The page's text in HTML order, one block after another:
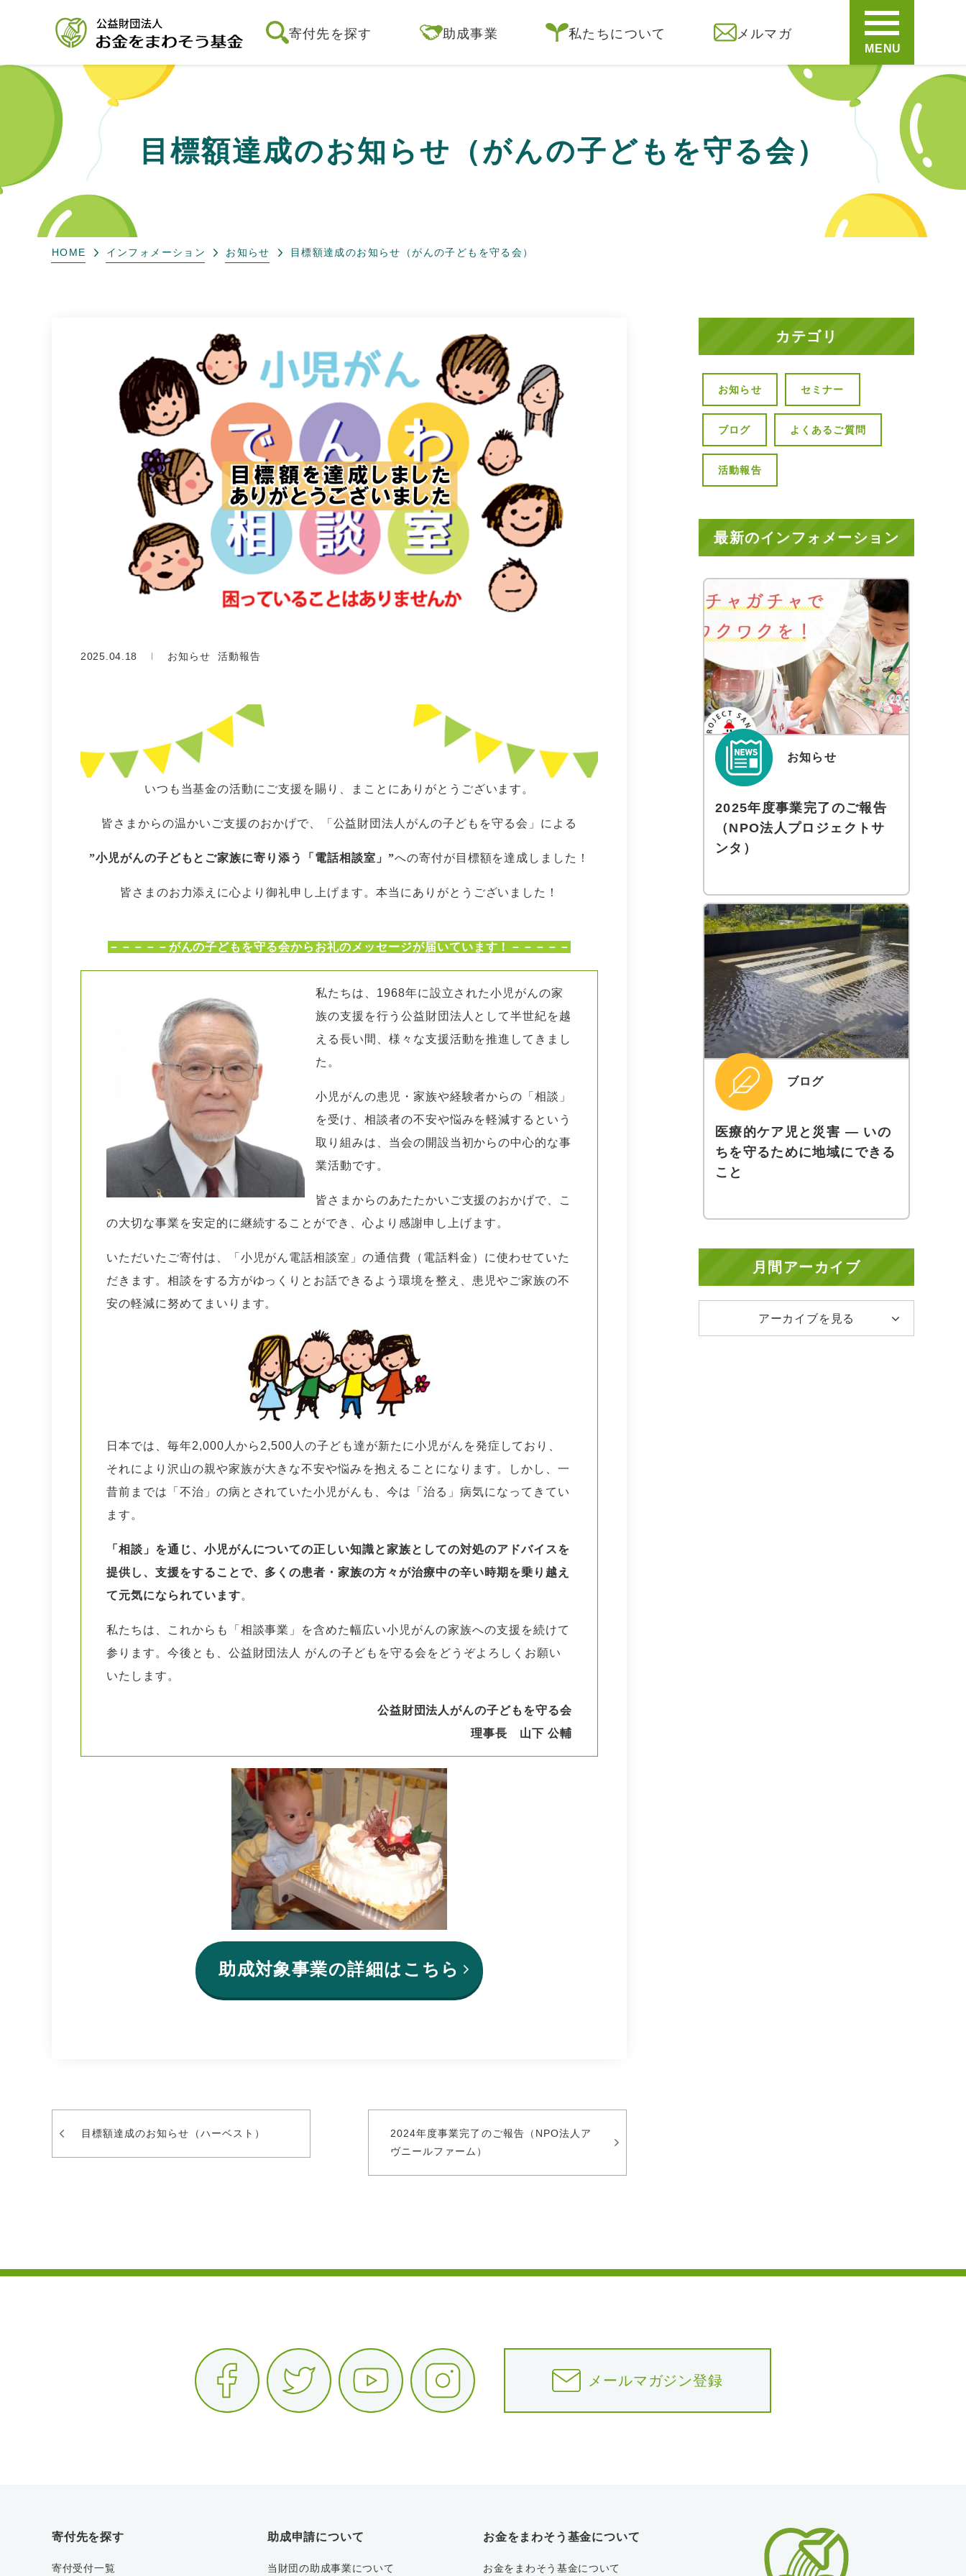
寄付先を探す 助成事業 私たちについて メルマガ
MENU
目標額達成のお知らせ（がんの子どもを守る会）
HOME インフォメーション お知らせ 目標額達成のお知らせ（がんの子どもを守る会）
2025.04.18 お知らせ 活動報告
いつも当基金の活動にご支援を賜り、まことにありがとうございます。
皆さまからの温かいご支援のおかげで、「公益財団法人がんの子どもを守る会」による
”小児がんの子どもとご家族に寄り添う「電話相談室」”への寄付が目標額を達成しました！
皆さまのお力添えに心より御礼申し上げます。本当にありがとうございました！
－－－－－がんの子どもを守る会からお礼のメッセージが届いています！－－－－－
私たちは、1968年に設立された小児がんの家
族の支援を行う公益財団法人として半世紀を越
える長い間、様々な支援活動を推進してきまし
た。
小児がんの患児・家族や経験者からの「相談」
を受け、相談者の不安や悩みを軽減するという
取り組みは、当会の開設当初からの中心的な事
業活動です。
皆さまからのあたたかいご支援のおかげで、こ
の大切な事業を安定的に継続することができ、心より感謝申し上げます。
いただいたご寄付は、「 小児がん電話相談室」の通信費（電話料金）に使わせていた
だきます 。相談をする方がゆっくりとお話できるよう環境を整え、患児やご家族の不
安の軽減に努めてまいります。
日本では、毎年2,000人から2,500人の子ども達が新たに小児がんを発症しており、
それにより沢山の親や家族が大きな不安や悩みを抱えることになります。しかし、一
昔前までは「不治」の病とされていた小児がんも、今は「治る」病気になってきてい
ます。
「相談」を通じ、小児がんについての正しい知識と家族としての対処のアドバイスを
提供し、支援をすることで、多くの患者・家族の方々が治療中の辛い時期を乗り越え
て元気になられています。
私たちは、これからも「相談事業」を含めた幅広い小児がんの家族への支援を続けて
参ります。今後とも、公益財団法人 がんの子どもを守る会をどうぞよろしくお願い
いたします。
公益財団法人がんの子どもを守る会
理事長 山下 公輔
助成対象事業の詳細はこちら
目標額達成のお知らせ（ハーベスト）
2024年度事業完了のご報告（NPO法人ア
ヴニールファーム）
カテゴリ
お知らせ セミナー
ブログ よくあるご質問
活動報告
最新のインフォメーション
お知らせ
2025年度事業完了のご報告
（NPO法人プロジェクトサ
ンタ）
ブログ
医療的ケア児と災害 ― いの
ちを守るために地域にできる
こと
月間アーカイブ
アーカイブを見る
メールマガジン登録
寄付先を探す
寄付受付一覧
助成申請について
当財団の助成事業について
お金をまわそう基金について
お金をまわそう基金について